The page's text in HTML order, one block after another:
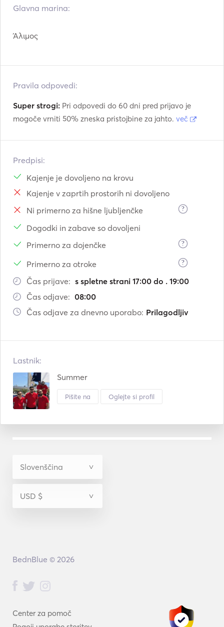
Glavna marina:
Άλιμος
Pravila odpovedi:
Super strogi: Pri odpovedi do 60 dni pred prijavo je
mogoče vrniti 50% zneska pristojbine za jahto. več
Predpisi:
Kajenje je dovoljeno na krovu
Kajenje v zaprtih prostorih ni dovoljeno
Ni primerno za hišne ljubljenčke
?
Dogodki in zabave so dovoljeni
Primerno za dojenčke
?
Primerno za otroke ?
Čas prijave: s spletne strani 17:00 do . 19:00
Čas odjave: 08:00
Čas odjave za dnevno uporabo: Prilagodljiv
Lastnik:
Summer
Pišite na Oglejte si profil
Center za pomoč
BednBlue © 2026